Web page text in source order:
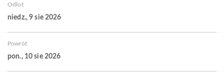
Odlot
niedz., 9 sie 2026
Powrót
pon., 10 sie 2026